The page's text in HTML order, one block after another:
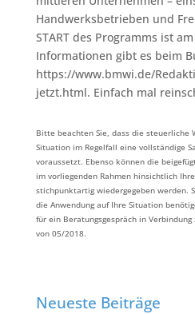
Handwerksbetrieben und
START des Programms ist
Informationen gibt es beim
https://www.bmwi.de/
jetzt.html. Einfach mal
Bitte beachten Sie, dass die steuerliche
Situation im Regelfall eine vollständige
voraussetzt. Ebenso können die
im vorliegenden Rahmen hinsichtlich
stichpunktartig wiedergegeben werden.
die Anwendung auf Ihre Situation
für ein Beratungsgespräch in Verbindung
von 05/2018.
Neueste Beiträge